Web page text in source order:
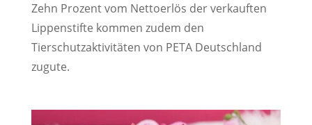
Zehn Prozent vom Nettoerlös der verkauften
Lippenstifte kommen zudem den
Tierschutzaktivitäten von PETA Deutschland
zugute.